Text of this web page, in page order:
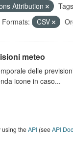
Attribution
Formats: CSV
meteo
delle
icone in caso...
using theAPI(seeAPI